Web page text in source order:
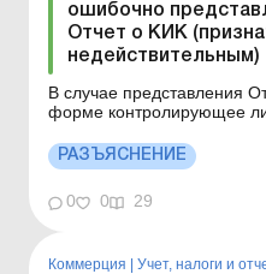
ошибочно
Отчет о КИК
недействительным)
В случае представления
форме контролирующее
следующего за отчетным
по теме: Комментарий к Закону № 3706 (КИК) КИК-
отчетность: подача
РАЗЪЯСНЕНИЕ
0 0 29
Коммерция | Учет, налоги и